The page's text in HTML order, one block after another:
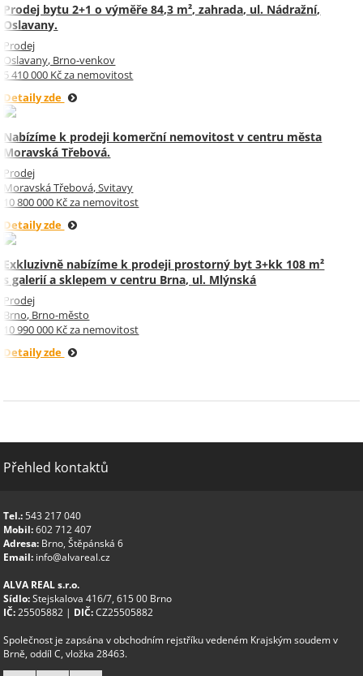
Prodej bytu 2+1 o výměře 84,3 m², zahrada, ul. Nádražní,
Oslavany.
Prodej
Oslavany, Brno-venkov
5 410 000 Kč za nemovitost
Detaily zde
Nabízíme k prodeji komerční nemovitost v centru města
Moravská Třebová.
Prodej
Moravská Třebová, Svitavy
10 800 000 Kč za nemovitost
Detaily zde
Exkluzivně nabízíme k prodeji prostorný byt 3+kk 108 m²
s galerií a sklepem v centru Brna, ul. Mlýnská
Prodej
Brno, Brno-město
10 990 000 Kč za nemovitost
Detaily zde
Přehled kontaktů
Tel.:543 217 040
Mobil:602 712 407
Adresa: Brno, Štěpánská 6
Email: info@alvareal.cz
ALVA REAL s.r.o.
Sídlo:Stejskalova 416/7, 615 00 Brno
IČ:25505882 | DIČ:CZ25505882
Společnost je zapsána v obchodním rejstříku vedeném Krajským soudem v
Brně, oddíl C, vložka 28463.